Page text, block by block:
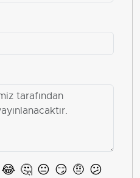
😂 🤔 😐 😏 🤨 😕